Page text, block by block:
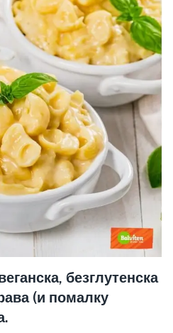
безглутенска
(и помалку